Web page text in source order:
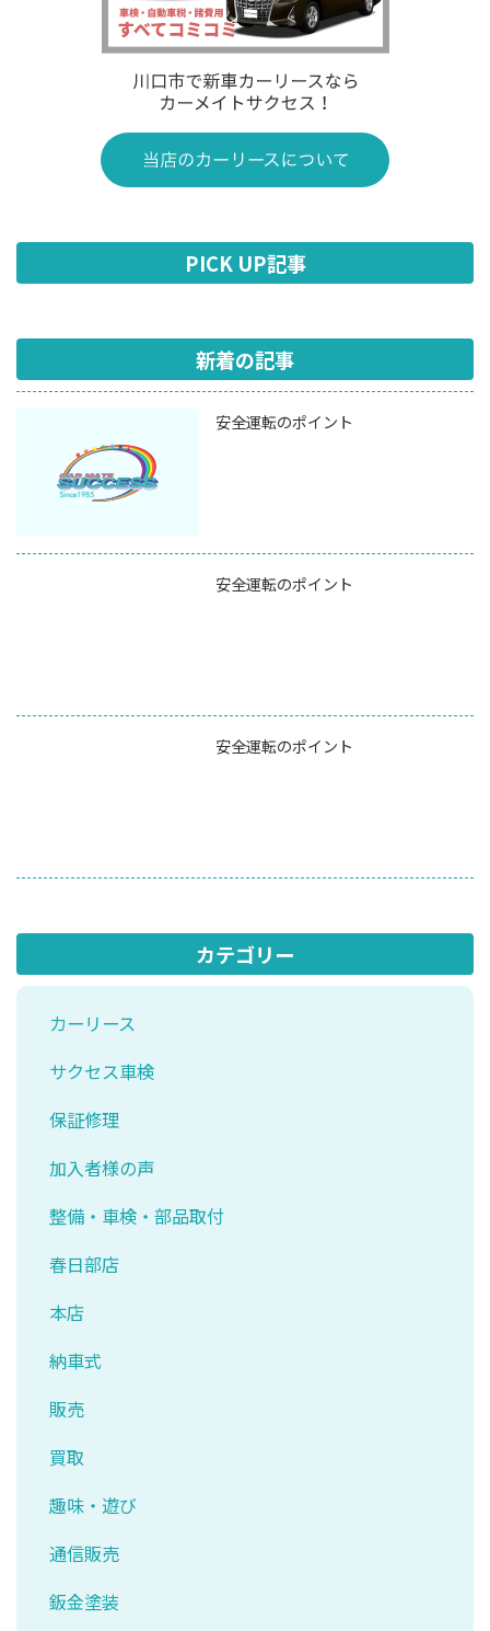
PICK UP記事
新着の記事
安全運転のポイント
安全運転のポイント
安全運転のポイント
カテゴリー
カーリース
サクセス車検
保証修理
加入者様の声
整備・車検・部品取付
春日部店
本店
納車式
販売
買取
趣味・遊び
通信販売
鈑金塗装